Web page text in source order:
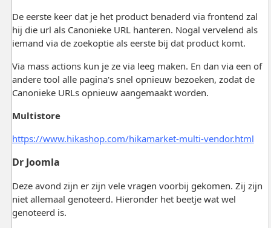
De eerste keer dat je het product benaderd via frontend zal
hij die url als Canonieke URL hanteren. Nogal vervelend als
iemand via de zoekoptie als eerste bij dat product komt.
Via mass actions kun je ze via leeg maken. En dan via een of
andere tool alle pagina's snel opnieuw bezoeken, zodat de
Canonieke URLs opnieuw aangemaakt worden.
Multistore
https://www.hikashop.com/hikamarket-multi-vendor.html
Dr Joomla
Deze avond zijn er zijn vele vragen voorbij gekomen. Zij zijn
niet allemaal genoteerd. Hieronder het beetje wat wel
genoteerd is.